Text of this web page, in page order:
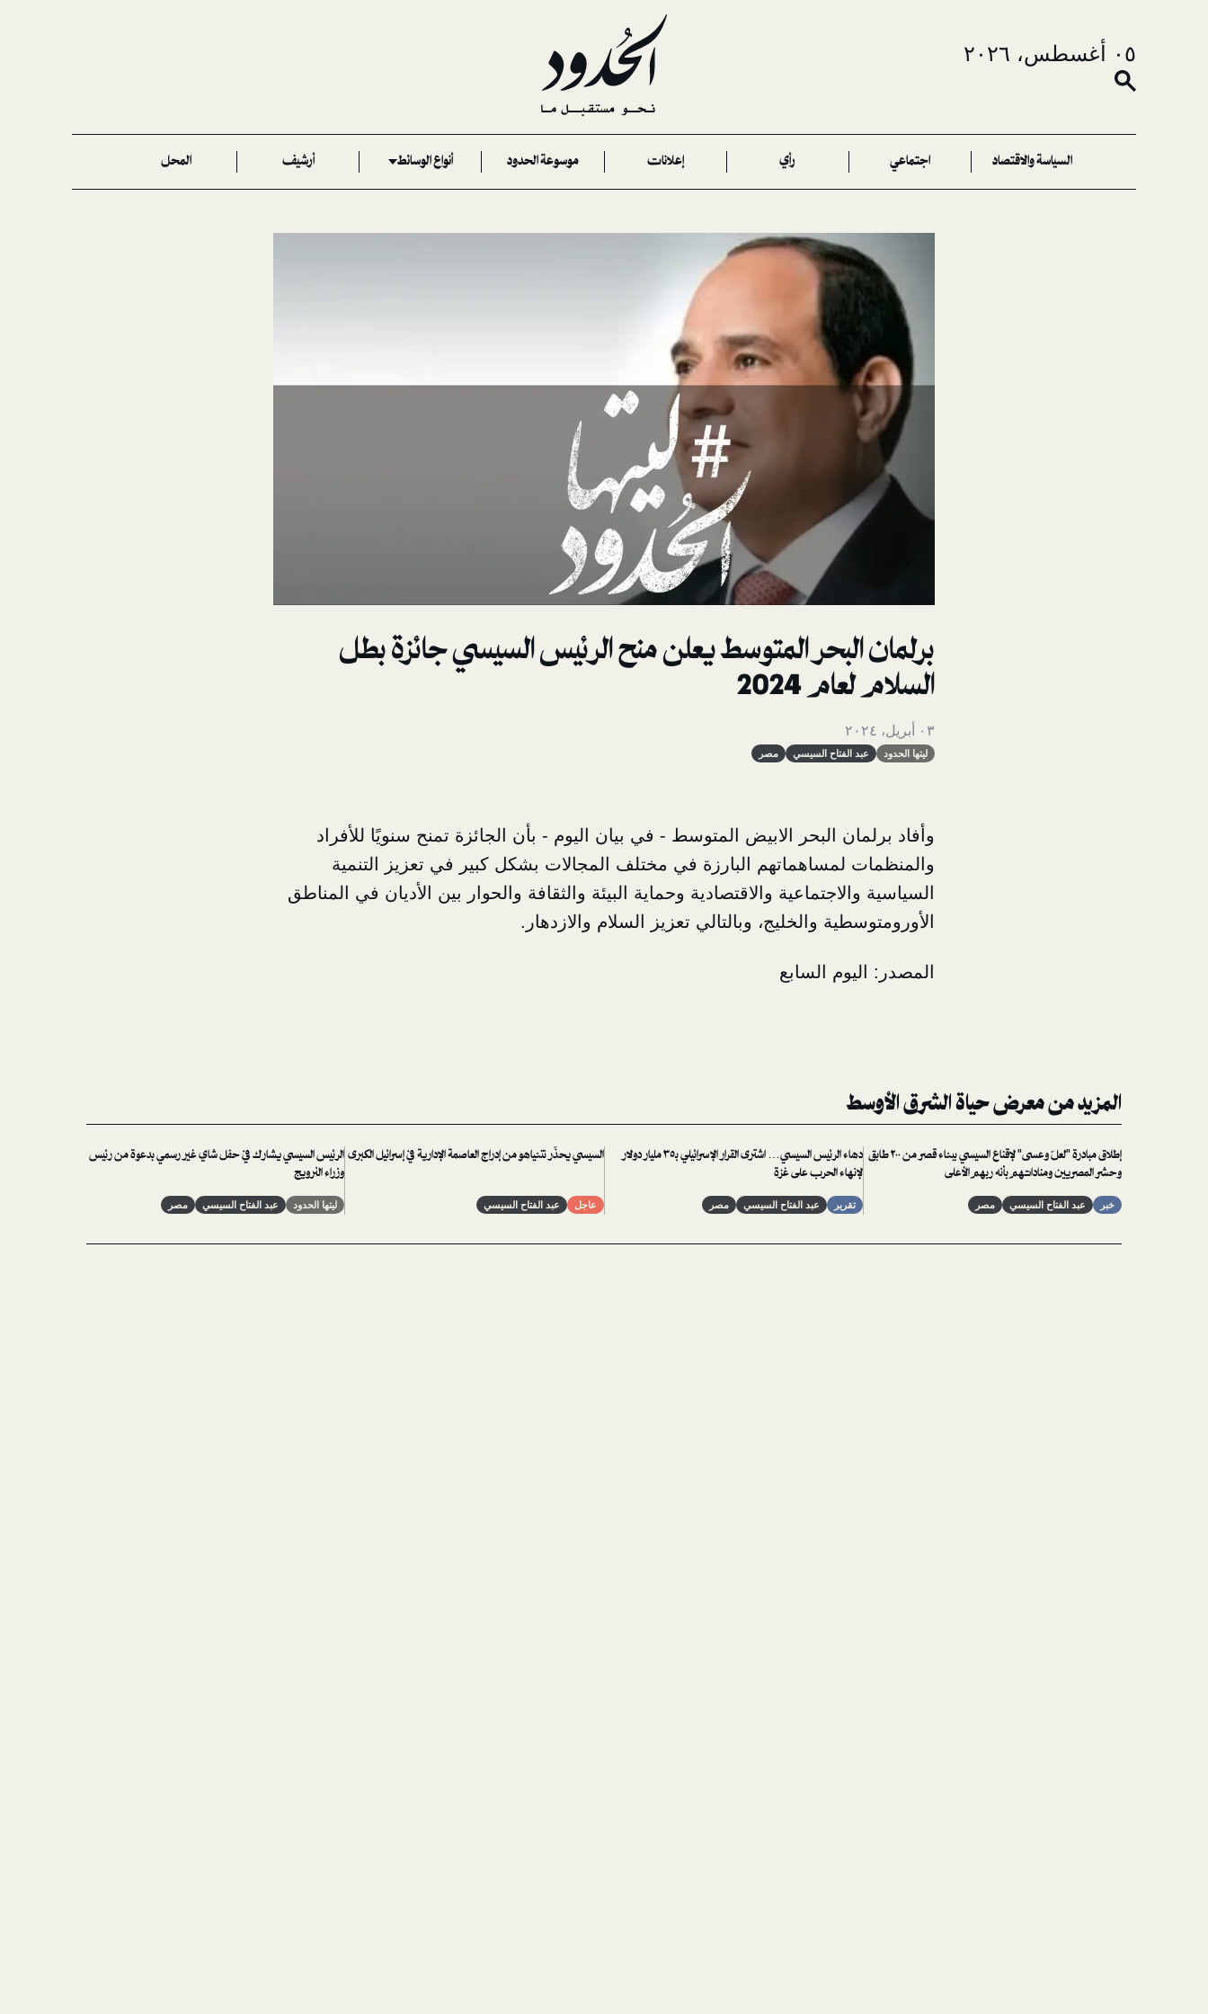
٠٥ أغسطس، ٢٠٢٦
السياسة والاقتصاد اجتماعي رأي إعلانات موسوعة الحدود أنواع الوسائط أرشيف المحل
برلمان البحر المتوسط يعلن منح الرئيس السيسي جائزة بطل
السلام لعام 2024
٠٣ أبريل، ٢٠٢٤
ليتها الحدود عبد الفتاح السيسي مصر
وأفاد برلمان البحر الابيض المتوسط - في بيان اليوم - بأن الجائزة تمنح سنويًا للأفراد
والمنظمات لمساهماتهم البارزة في مختلف المجالات بشكل كبير في تعزيز التنمية
السياسية والاجتماعية والاقتصادية وحماية البيئة والثقافة والحوار بين الأديان في المناطق
الأورومتوسطية والخليج، وبالتالي تعزيز السلام والازدهار.
المصدر: اليوم السابع
المزيد من معرض حياة الشرق الأوسط
إطلاق مبادرة "لعلّ وعسى" لإقناع السيسي ببناء قصر من ٢٠٠ طابق
وحشر المصريين ومناداتهم بأنه ربهم الأعلى
خبر عبد الفتاح السيسي مصر
دهاء الرئيس السيسي… اشترى القرار الإسرائيلي بـ٣٥ مليار دولار
لإنهاء الحرب على غزة
تقرير عبد الفتاح السيسي مصر
السيسي يحذّر نتنياهو من إدراج العاصمة الإدارية في إسرائيل الكبرى
عاجل عبد الفتاح السيسي
الرئيس السيسي يشارك في حفل شاي غير رسمي بدعوة من رئيس
وزراء النرويج
ليتها الحدود عبد الفتاح السيسي مصر